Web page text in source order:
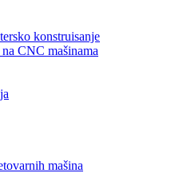
konstruisanje
CNC mašinama
mašina